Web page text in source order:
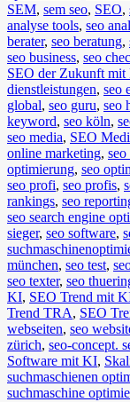
SEM, sem seo, SEO,
analyse tools, seo
berater, seo beratung,
seo business, seo
SEO der Zukunft
dienstleistungen, seo
global, seo guru, seo
keyword, seo köln,
seo media, SEO
online marketing,
optimierung, seo
seo profi, seo profis,
rankings, seo
seo search engine
sieger, seo software,
münchen, seo test,
seo texter, seo
KI, SEO Trend mit
Trend TRA, SEO
webseiten, seo
zürich, seo-concept.
Software mit KI,
suchmaschienen
suchmaschine